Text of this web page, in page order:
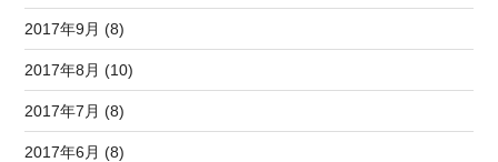
2017年9月 (8)
2017年8月 (10)
2017年7月 (8)
2017年6月 (8)